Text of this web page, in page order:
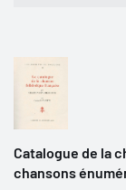
Catalogue de la
chansons